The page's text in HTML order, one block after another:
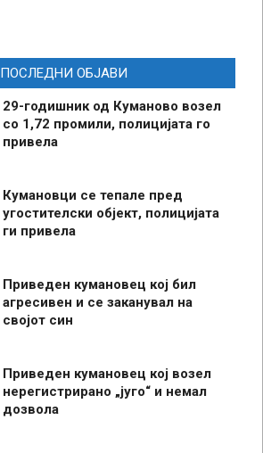
ПОСЛЕДНИ ОБЈАВИ
29-годишник од Куманово возел
со 1,72 промили, полицијата го
привела
Кумановци се тепале пред
угостителски објект, полицијата
ги привела
Приведен кумановец кој бил
агресивен и се заканувал на
својот син
Приведен кумановец кој возел
нерегистрирано „југо“ и немал
дозвола